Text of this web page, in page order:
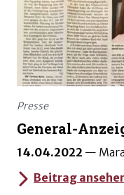
Presse
General-
14.04.2022 —
Beitrag